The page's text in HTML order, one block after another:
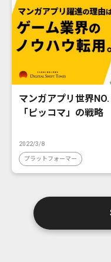
マンガアプリ世界
「ピッコマ」の戦略
2022/3/8
プラットフォーマー